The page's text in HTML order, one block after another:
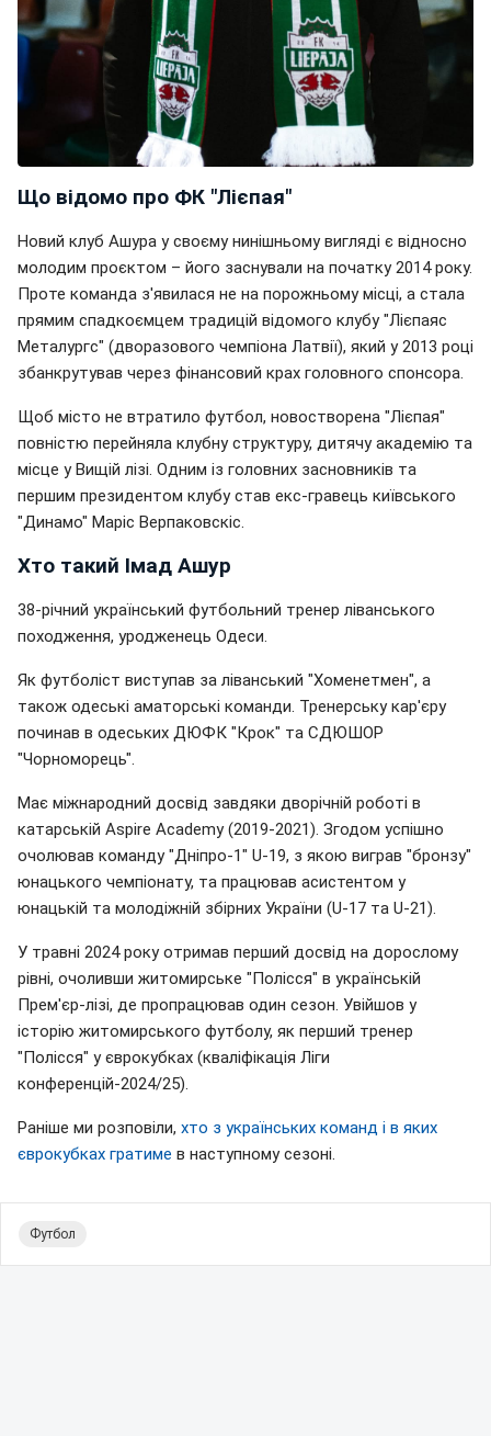
Що відомо про ФК "Лієпая"
Новий клуб Ашура у своєму нинішньому вигляді є відносно
молодим проєктом – його заснували на початку 2014 року.
Проте команда з'явилася не на порожньому місці, а стала
прямим спадкоємцем традицій відомого клубу "Лієпаяс
Металургс" (дворазового чемпіона Латвії), який у 2013 році
збанкрутував через фінансовий крах головного спонсора.
Щоб місто не втратило футбол, новостворена "Лієпая"
повністю перейняла клубну структуру, дитячу академію та
місце у Вищій лізі. Одним із головних засновників та
першим президентом клубу став екс-гравець київського
"Динамо" Маріс Верпаковскіс.
Хто такий Імад Ашур
38-річний український футбольний тренер ліванського
походження, уродженець Одеси.
Як футболіст виступав за ліванський "Хоменетмен", а
також одеські аматорські команди. Тренерську кар'єру
починав в одеських ДЮФК "Крок" та СДЮШОР
"Чорноморець".
Має міжнародний досвід завдяки дворічній роботі в
катарській Aspire Academy (2019-2021). Згодом успішно
очолював команду "Дніпро-1" U-19, з якою виграв "бронзу"
юнацького чемпіонату, та працював асистентом у
юнацькій та молодіжній збірних України (U-17 та U-21).
У травні 2024 року отримав перший досвід на дорослому
рівні, очоливши житомирське "Полісся" в українській
Прем'єр-лізі, де пропрацював один сезон. Увійшов у
історію житомирського футболу, як перший тренер
"Полісся" у єврокубках (кваліфікація Ліги
конференцій-2024/25).
Раніше ми розповіли, хто з українських команд і в яких
єврокубках гратиме в наступному сезоні.
Футбол